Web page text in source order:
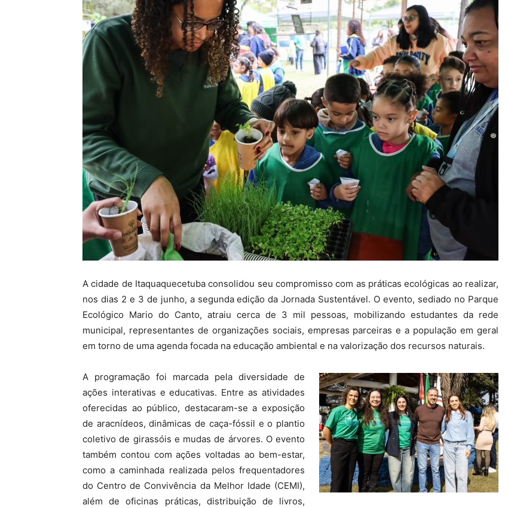
A cidade de Itaquaquecetuba consolidou seu compromisso com as práticas ecológicas ao realizar,
nos dias 2 e 3 de junho, a segunda edição da Jornada Sustentável. O evento, sediado no Parque
Ecológico Mario do Canto, atraiu cerca de 3 mil pessoas, mobilizando estudantes da rede
municipal, representantes de organizações sociais, empresas parceiras e a população em geral
em torno de uma agenda focada na educação ambiental e na valorização dos recursos naturais.
A programação foi marcada pela diversidade de
ações interativas e educativas. Entre as atividades
oferecidas ao público, destacaram-se a exposição
de aracnídeos, dinâmicas de caça-fóssil e o plantio
coletivo de girassóis e mudas de árvores. O evento
também contou com ações voltadas ao bem-estar,
como a caminhada realizada pelos frequentadores
do Centro de Convivência da Melhor Idade (CEMI),
além de oficinas práticas, distribuição de livros,